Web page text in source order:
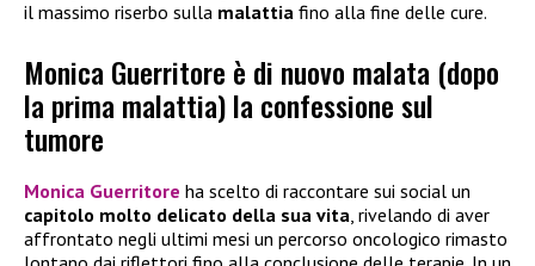
il massimo riserbo sulla malattia fino alla fine delle cure.
Monica Guerritore è di nuovo malata (dopo
la prima malattia) la confessione sul
tumore
Monica Guerritore ha scelto di raccontare sui social un
capitolo molto delicato della sua vita , rivelando di aver
affrontato negli ultimi mesi un percorso oncologico rimasto